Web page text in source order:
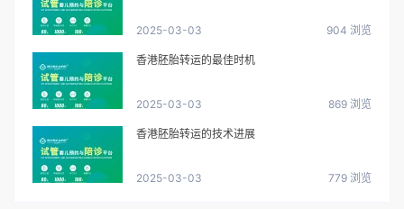
2025-03-03 904 浏览
香港胚胎转运的最佳时机
2025-03-03 869 浏览
香港胚胎转运的技术进展
2025-03-03 779 浏览